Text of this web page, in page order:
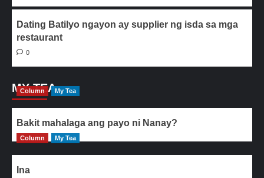
Dating Batilyo ngayon ay supplier ng isda sa mga
restaurant
0
MY TEA
Column My Tea
Bakit mahalaga ang payo ni Nanay?
Column My Tea
Ina